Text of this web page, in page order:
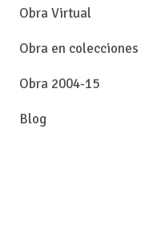
Obra Virtual
Obra en colecciones
Obra 2004-15
Blog